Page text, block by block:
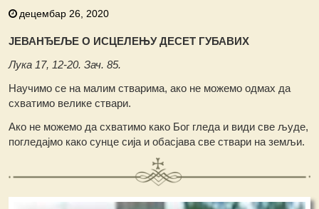
децембар 26, 2020
ЈЕВАНЂЕЉЕ О ИСЦЕЛЕЊУ ДЕСЕТ ГУБАВИХ
Лука 17, 12-20. Зач. 85.
Научимо се на малим стварима, ако не можемо одмах да
схватимо велике ствари.
Ако не можемо да схватимо како Бог гледа и види све људе,
погледајмо како сунце сија и обасјава све ствари на земљи.